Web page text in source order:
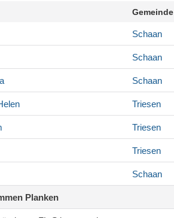
Gemeinde
Schaan
Schaan
Schaan
Triesen
Triesen
Triesen
Schaan
Planken